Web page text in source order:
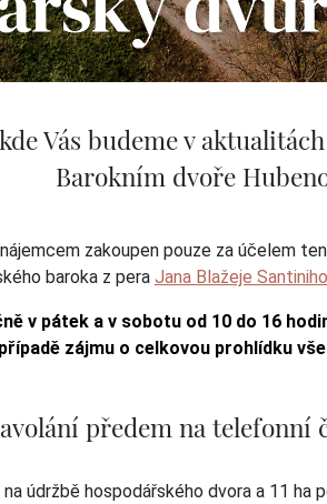
Vás budeme v
Barokním dvoře
zakoupen pouze za účelem
baroka z pera Jana Blažeje Santiniho
v pátek a v sobotu od 10 do 16
zájmu o celkovou prohlídku
předem na telefonní
údržbě hospodářského dvora a 11